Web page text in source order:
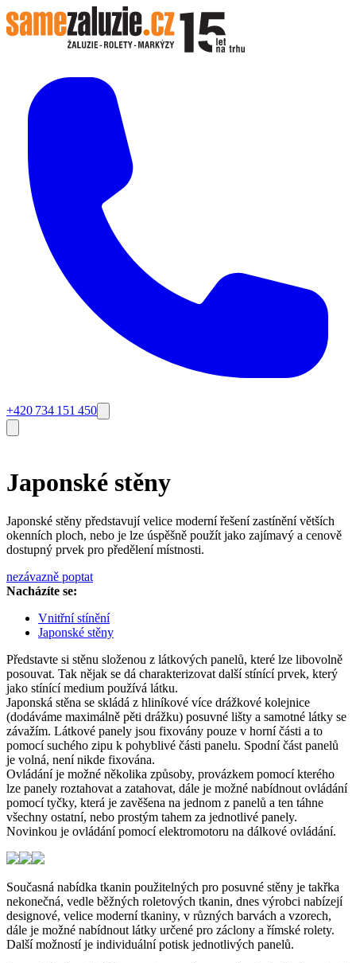
+420 734 151 450
Japonské stěny
Japonské stěny představují velice moderní řešení zastínění větších
okenních ploch, nebo je lze úspěšně použít jako zajímavý a cenově
dostupný prvek pro předělení místnosti.
nezávazně poptat
Nacházíte se:
Vnitřní stínění
Japonské stěny
Představte si stěnu složenou z látkových panelů, které lze libovolně
posouvat. Tak nějak se dá charakterizovat další stínící prvek, který
jako stínící medium používá látku.
Japonská stěna se skládá z hliníkové více drážkové kolejnice
(dodáváme maximálně pěti drážku) posuvné lišty a samotné látky se
závažím. Látkové panely jsou fixovány pouze v horní části a to
pomocí suchého zipu k pohyblivé části panelu. Spodní část panelů
je volná, není nikde fixována.
Ovládání je možné několika způsoby, provázkem pomocí kterého
lze panely roztahovat a zatahovat, dále je možné nabídnout ovládání
pomocí tyčky, která je zavěšena na jednom z panelů a ten táhne
všechny ostatní, nebo prostým tahem za jednotlivé panely.
Novinkou je ovládání pomocí elektromotoru na dálkové ovládání.
Současná nabídka tkanin použitelných pro posuvné stěny je takřka
nekonečná, vedle běžných roletových tkanin, dnes výrobci nabízejí
designové, velice moderní tkaniny, v různých barvách a vzorech,
dále je možné nabídnout látky určené pro záclony a římské rolety.
Další možností je individuální potisk jednotlivých panelů.